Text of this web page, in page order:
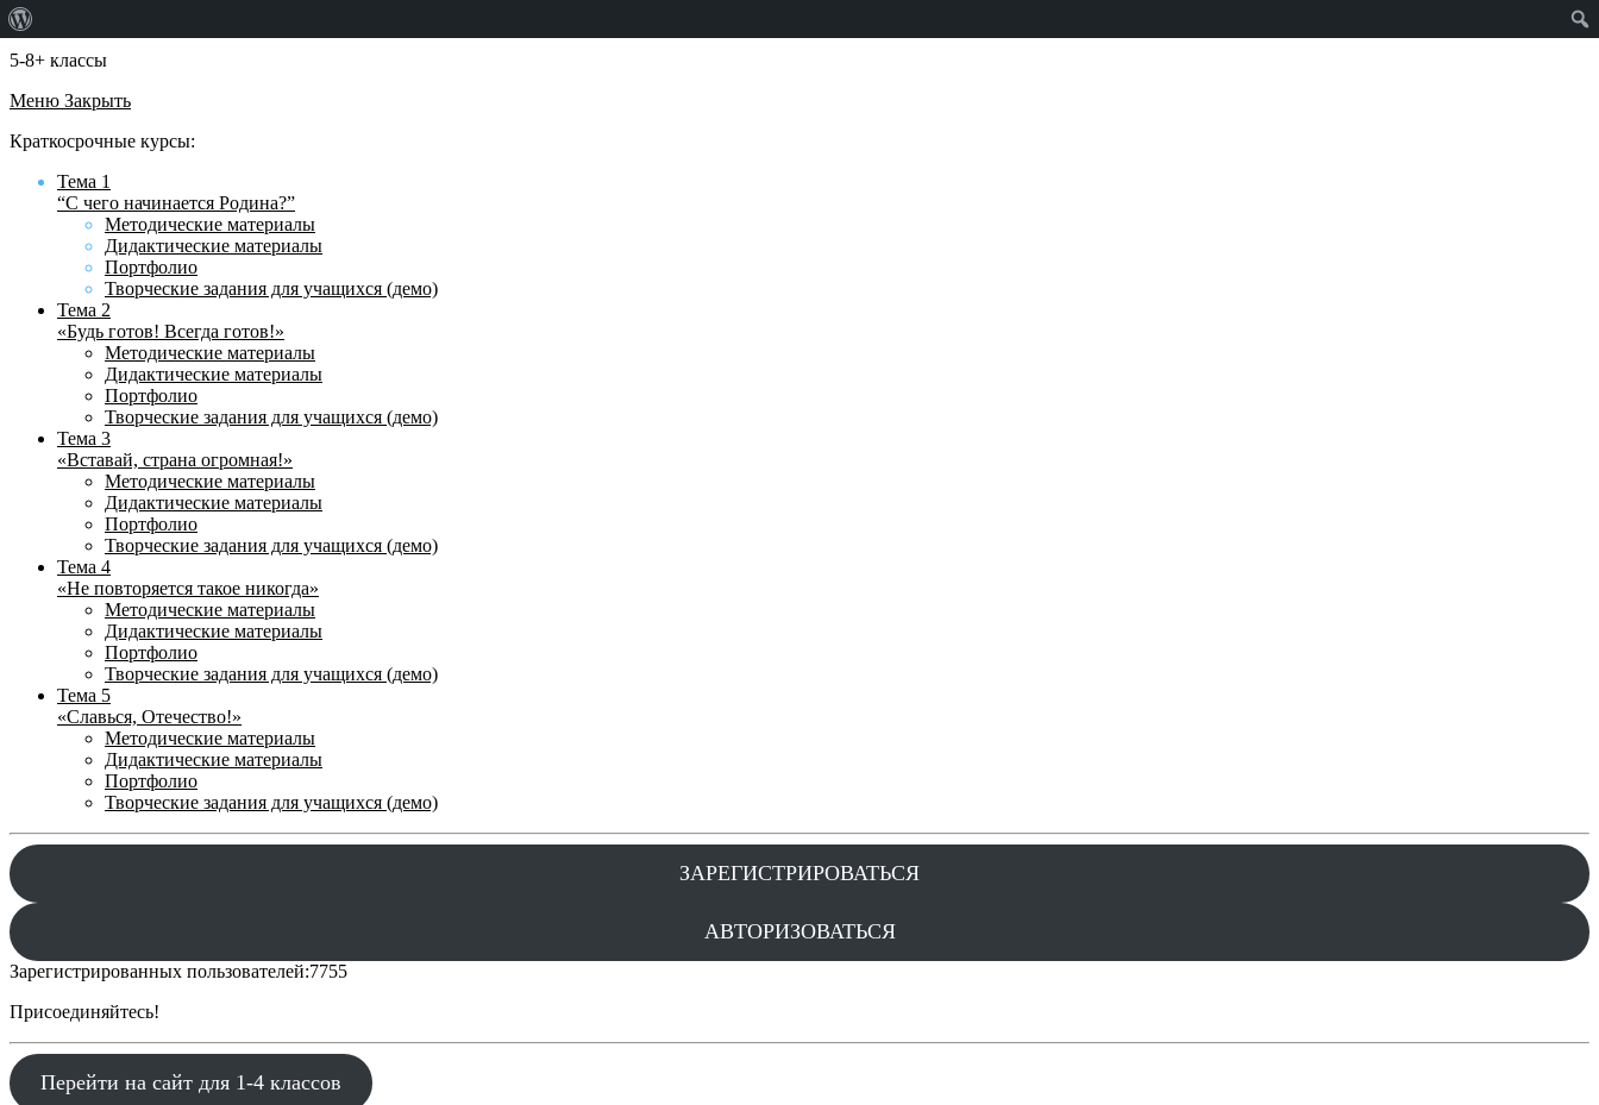
5-8+ классы
Меню Закрыть
Краткосрочные курсы:
Тема 1
“С чего начинается Родина?”
Методические материалы
Дидактические материалы
Портфолио
Творческие задания для учащихся (демо)
Тема 2
«Будь готов! Всегда готов!»
Методические материалы
Дидактические материалы
Портфолио
Творческие задания для учащихся (демо)
Тема 3
«Вставай, страна огромная!»
Методические материалы
Дидактические материалы
Портфолио
Творческие задания для учащихся (демо)
Тема 4
«Не повторяется такое никогда»
Методические материалы
Дидактические материалы
Портфолио
Творческие задания для учащихся (демо)
Тема 5
«Славься, Отечество!»
Методические материалы
Дидактические материалы
Портфолио
Творческие задания для учащихся (демо)
ЗАРЕГИСТРИРОВАТЬСЯ
АВТОРИЗОВАТЬСЯ
Зарегистрированных пользователей:7755
Присоединяйтесь!
Перейти на сайт для 1-4 классов
WordPress